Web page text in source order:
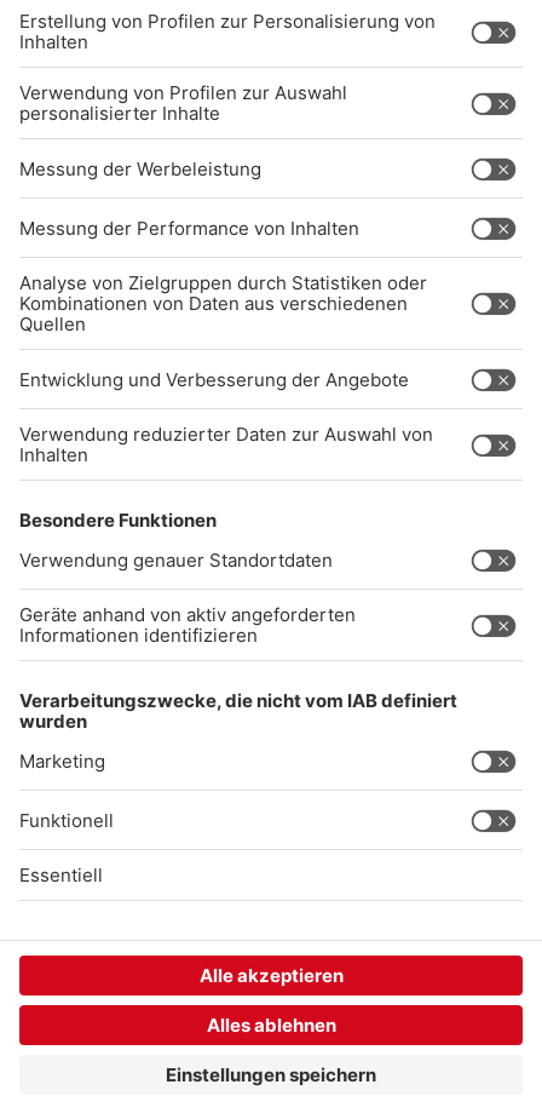
BARRIEREFREIHEIT: WIR ARBEITEN DERZEIT
AKTIV DARAN, UNSERE WEBSITE
BARRIEREFREI ZU GESTALTEN - GEMÄSS D
EN ANFORDERUNGEN DES B
ARRIEREFREIHEITSSTÄRKUNGSGESETZES. W
ENN SIE AUF BARRIEREN STOSSEN ODER UN
NTAKTIEREN SIE UNS GERNE.
Studio-Hotline
(089) 38 38 38 38
info@radiogong.de
Impressum
Audiothek
Unexpected Application Error!
crypto.randomUUID is not a function
TypeError: crypto.randomUUID is not a function
at https://chat-embed.branchly.io/assets/
at https://chat-embed.branchly.io/assets/
at dL (https://chat-embed.branchly.io/assets/
at https://chat-embed.branchly.io/assets/
at https://chat-embed.branchly.io/assets/
at https://chat-embed.branchly.io/assets/
at https://chat-embed.branchly.io/assets/
at SL (https://chat-embed.branchly.io/assets/